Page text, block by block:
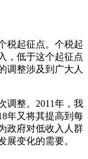
税起征点。个税起
，低于这个起征点
调整涉及到广大人
调整。2011年，我
年又将其提高到每
政府对低收入人群
展变化的需要。